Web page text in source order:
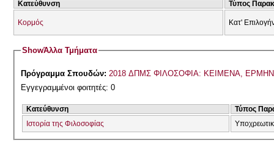
Κατεύθυνση Τύπος
Κορμός Κατ'
ShowΆλλα Τμήματα
Πρόγραμμα Σπουδών:2018 ΔΠΜΣ ΦΙΛΟΣΟΦΙΑ: ΚΕΙΜΕΝΑ,
Εγγεγραμμένοι φοιτητές: 0
Κατεύθυνση
Τύπος
Ιστορία της Φιλοσοφίας